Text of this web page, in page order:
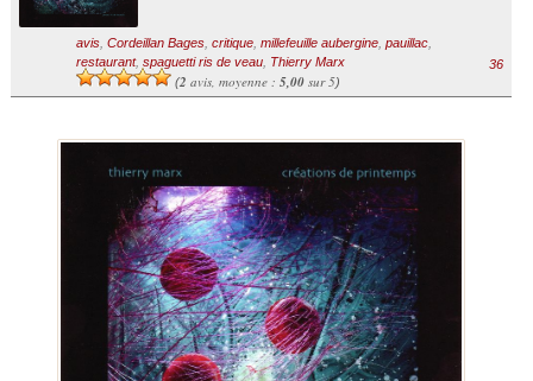
avis, Cordeillan Bages, critique, millefeuille aubergine, pauillac,
restaurant, spaguetti ris de veau, Thierry Marx
(2 avis, moyenne : 5,00sur 5)
36